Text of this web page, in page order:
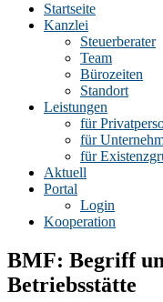
Stephan
Steuerberater
Essen
Startseite
Kanzlei
Steuerberater
Team
Bürozeiten
Standort
Leistungen
für
für
für
Aktuell
Portal
Login
Kooperation
BMF: Begriff
Betriebsstätte